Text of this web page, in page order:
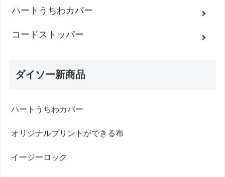
ハートうちわカバー
コードストッパー
ダイソー新商品
ハートうちわカバー
オリジナルプリントができる布
イージーロック